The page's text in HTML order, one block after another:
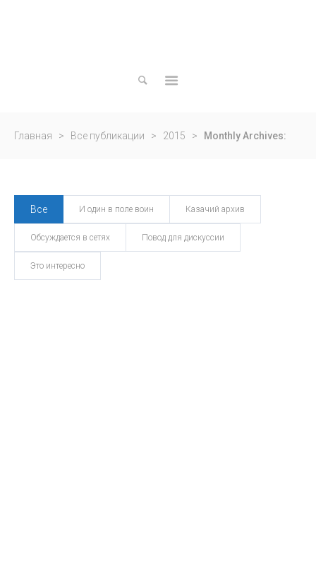
Вне
Грани
будущего
В
режиме
онлайн
Главная > Все публикации > 2015 > Monthly Archives:
Все И один в поле воин Казачий архив
Обсуждается в сетях Повод для дискуссии
Это интересно